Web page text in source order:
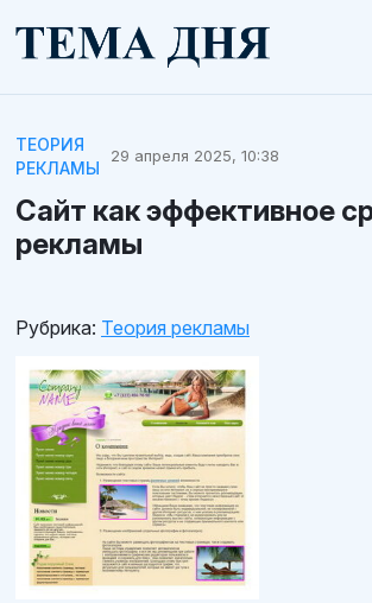
ТЕОРИЯ
РЕКЛАМЫ
29 апреля 2025, 10:38
Сайт как эффективное
рекламы
Рубрика: Теория рекламы